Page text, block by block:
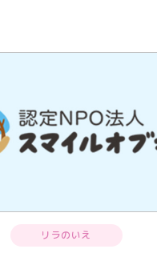
リラのいえ